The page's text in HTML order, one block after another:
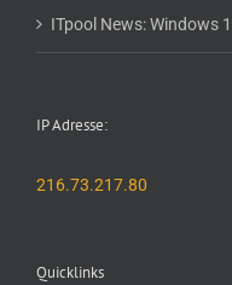
ITpool News: Windows
IP Adresse:
216.73.217.80
Quicklinks